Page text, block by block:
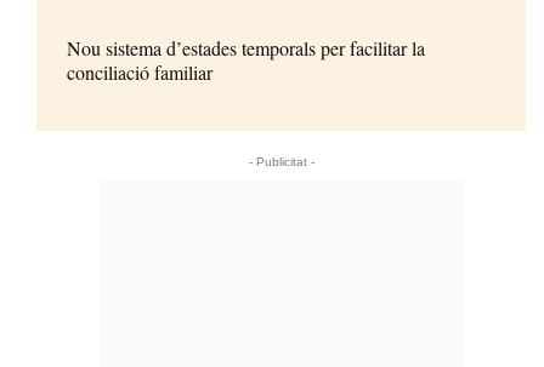
Nou sistema d’estades temporals per facilitar la
conciliació familiar
- Publicitat -